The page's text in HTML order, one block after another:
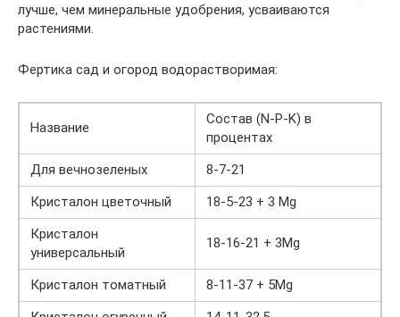
лучше, чем минеральные удобрения, усваиваются
растениями.
Фертика сад и огород водорастворимая:
Название
Состав (N-P-K) в
процентах
Для вечнозеленых
8-7-21
Кристалон цветочный
18-5-23 + 3 Mg
Кристалон
универсальный
18-16-21 + 3Mg
Кристалон томатный
8-11-37 + 5Mg